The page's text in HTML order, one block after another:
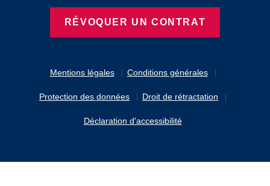
Mentions légales Conditions générales
Protection des données Droit de rétractation
Déclaration d'accessibilité
RÉVOQUER UN CONTRAT